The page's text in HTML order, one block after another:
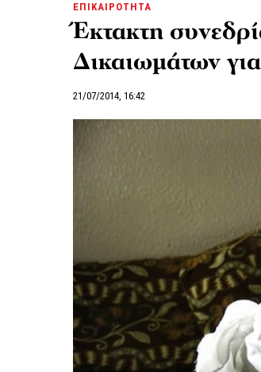
ΕΠΙΚΑΙΡΟΤΗΤΑ
Έκτακτη
Δικαιωμάτων
21/07/2014, 16:42